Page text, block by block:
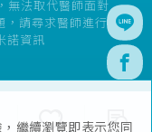
繼續瀏覽即表示您同
無法取代醫師面對
，請尋求醫師進行
諾資訊